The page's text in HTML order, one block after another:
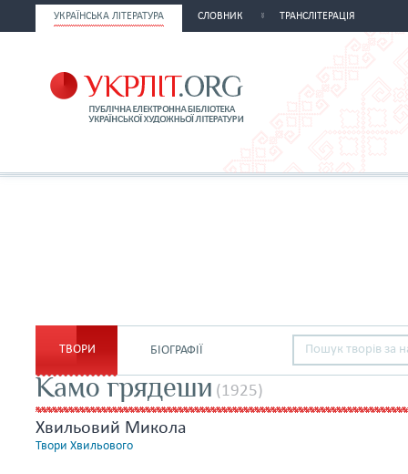
УКРАЇНСЬКА ЛІТЕРАТУРА СЛОВНИК ТРАНСЛІТЕРАЦІЯ
ТВОРИ БІОГРАФІЇ
Камо грядеши (1925)
Хвильовий Микола
Твори Хвильового